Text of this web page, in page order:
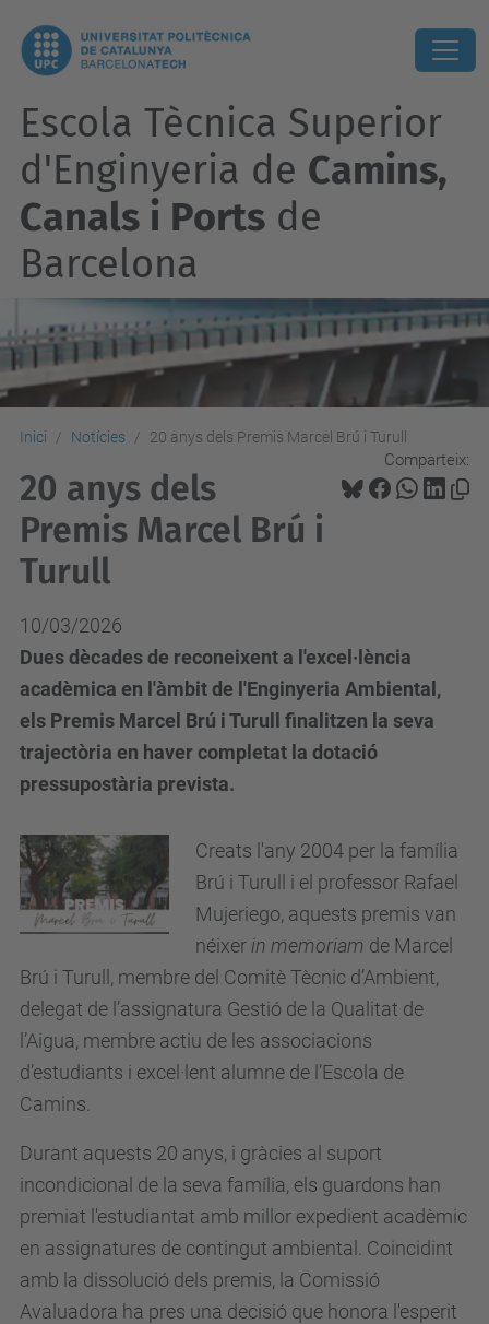
Escola Tècnica Superior
d'Enginyeria de Camins,
Canals i Ports de
Barcelona
Inici Notícies 20 anys dels Premis Marcel Brú i Turull
Comparteix:
20 anys dels
Premis Marcel Brú i
Turull
10/03/2026
Dues dècades de reconeixent a l'excel·lència
acadèmica en l'àmbit de l'Enginyeria Ambiental,
els Premis Marcel Brú i Turull finalitzen la seva
trajectòria en haver completat la dotació
pressupostària prevista.
Creats l'any 2004 per la família
Brú i Turull i el professor Rafael
Mujeriego, aquests premis van
néixer in memoriam de Marcel
Brú i Turull, membre del Comitè Tècnic d’Ambient,
delegat de l’assignatura Gestió de la Qualitat de
l’Aigua, membre actiu de les associacions
d’estudiants i excel·lent alumne de l’Escola de
Camins.
Durant aquests 20 anys, i gràcies al suport
incondicional de la seva família, els guardons han
premiat l'estudiantat amb millor expedient acadèmic
en assignatures de contingut ambiental. Coincidint
amb la dissolució dels premis, la Comissió
Avaluadora ha pres una decisió que honora l'esperit